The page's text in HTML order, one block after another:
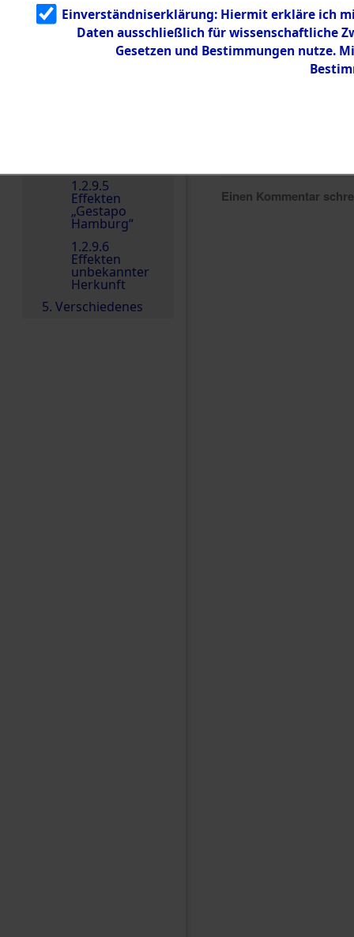
1.2.9.3
Effekten aus
dem KZ
Neuengamm
1.2.9.5
Effekten
„Gestapo
Hamburg“
1.2.9.6
Effekten
unbekannter
Herkunft
5. Verschiedenes
Einen Kommentar
Einverständniserklärung: Hiermit erkläre ich
Daten ausschließlich für wissenschaftliche
Gesetzen und Bestimmungen nutze.